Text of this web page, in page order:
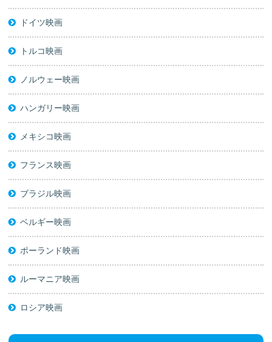
ドイツ映画
トルコ映画
ノルウェー映画
ハンガリー映画
メキシコ映画
フランス映画
ブラジル映画
ベルギー映画
ポーランド映画
ルーマニア映画
ロシア映画